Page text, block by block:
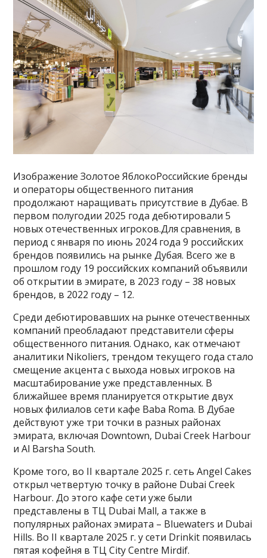
Изображение Золотое ЯблокоРоссийские бренды
и операторы общественного питания
продолжают наращивать присутствие в Дубае. В
первом полугодии 2025 года дебютировали 5
новых отечественных игроков.Для сравнения, в
период с января по июнь 2024 года 9 российских
брендов появились на рынке Дубая. Всего же в
прошлом году 19 российских компаний объявили
об открытии в эмирате, в 2023 году – 38 новых
брендов, в 2022 году – 12.
Среди дебютировавших на рынке отечественных
компаний преобладают представители сферы
общественного питания. Однако, как отмечают
аналитики Nikoliers, трендом текущего года стало
смещение акцента с выхода новых игроков на
масштабирование уже представленных. В
ближайшее время планируется открытие двух
новых филиалов сети кафе Baba Roma. В Дубае
действуют уже три точки в разных районах
эмирата, включая Downtown, Dubai Creek Harbour
и Al Barsha South.
Кроме того, во II квартале 2025 г. сеть Angel Cakes
открыл четвертую точку в районе Dubai Creek
Harbour. До этого кафе сети уже были
представлены в ТЦ Dubai Mall, а также в
популярных районах эмирата – Bluewaters и Dubai
Hills. Во II квартале 2025 г. у сети Drinkit появилась
пятая кофейня в ТЦ City Centre Mirdif.